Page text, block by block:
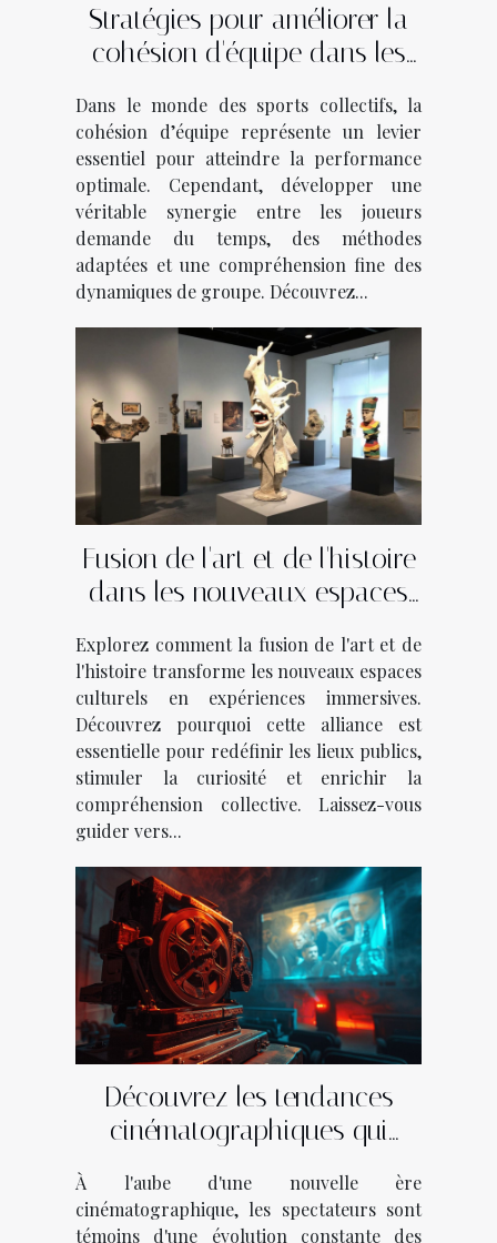
Stratégies pour améliorer la
cohésion d'équipe dans les
Dans le monde des sports collectifs, la
cohésion d’équipe représente un levier
essentiel pour atteindre la performance
optimale. Cependant, développer une
véritable synergie entre les joueurs
demande du temps, des méthodes
adaptées et une compréhension fine des
dynamiques de groupe. Découvrez...
Fusion de l'art et de l'histoire
dans les nouveaux espaces
Explorez comment la fusion de l'art et de
l'histoire transforme les nouveaux espaces
culturels en expériences immersives.
Découvrez pourquoi cette alliance est
essentielle pour redéfinir les lieux publics,
stimuler la curiosité et enrichir la
compréhension collective. Laissez-vous
guider vers...
Découvrez les tendances
cinématographiques qui
À l'aube d'une nouvelle ère
cinématographique, les spectateurs sont
témoins d'une évolution constante des